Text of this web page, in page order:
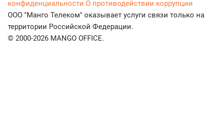
конфиденциальности О противодействии коррупции
ООО "Манго Телеком" оказывает услуги связи только на
территории Российской Федерации.
© 2000-2026 MANGO OFFICE.